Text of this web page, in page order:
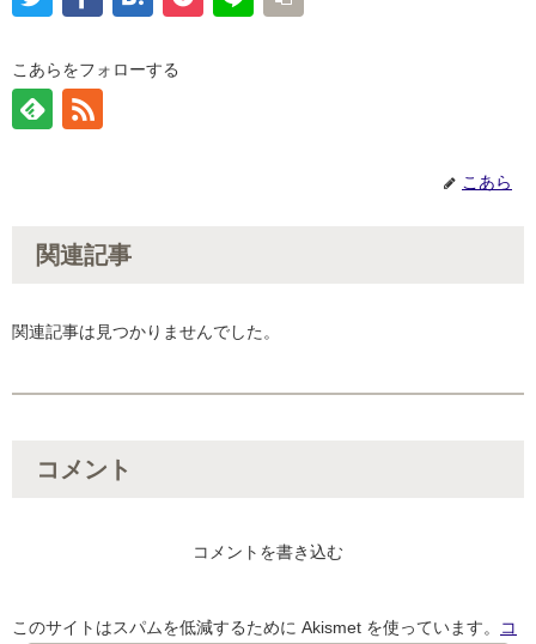
こあらをフォローする
こあら
関連記事
関連記事は見つかりませんでした。
コメント
コメントを書き込む
このサイトはスパムを低減するために Akismet を使っています。 コ